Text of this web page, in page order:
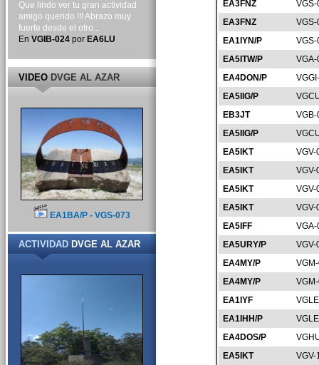
EA3FNZ
EA3FNZ
EA1IYN/P
VGS-
EA5ITW/P
EA4DON/P
EA5IIG/P
EB3JT
EA5IIG/P
EA5IKT
VGV-
EA5IKT
VGV-
EA5IKT
VGV-
EA5IKT
VGV-
EA5IFF
EA5URY/P
VGV-
EA4MY/P
EA4MY/P
EA1IYF
EA1IHH/P
EA4DOS/P
EA5IKT
VGV-
Que lindo ver tu gran actividad
amigo querido !!! Abrazo muy
fuerte desde el otro...
En VGIB-024por EA6LU
VIDEODVGE AL AZAR
EA1BA/P - VGS-073
ACTIVIDADDVGE AL AZAR